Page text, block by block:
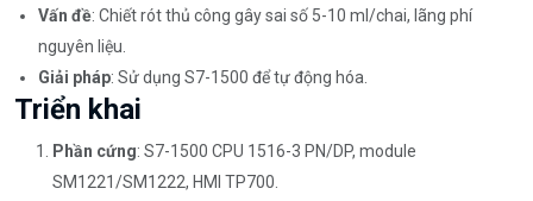
Vấn đề: Chiết rót thủ công gây sai số 5-10 ml/chai, lãng phí
nguyên liệu.
Giải pháp: Sử dụng S7-1500 để tự động hóa.
Triển khai
Phần cứng: S7-1500 CPU 1516-3 PN/DP, module
SM1221/SM1222, HMI TP700.